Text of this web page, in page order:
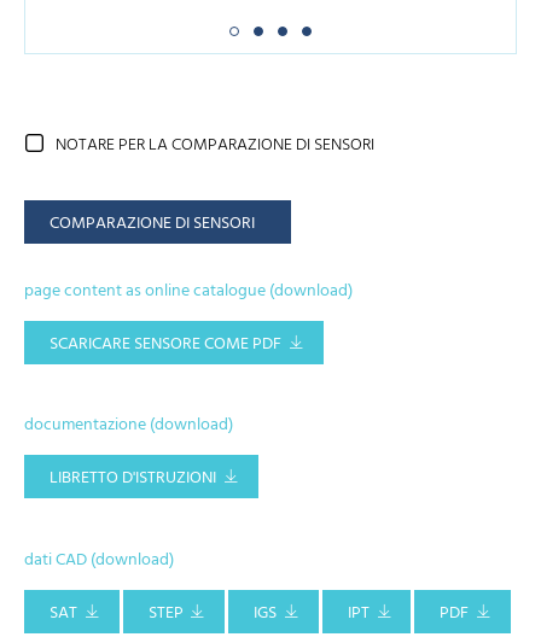
NOTARE PER LA COMPARAZIONE DI SENSORI
COMPARAZIONE DI SENSORI
page content as online catalogue (download)
SCARICARE SENSORE COME PDF
documentazione (download)
LIBRETTO D'ISTRUZIONI
dati CAD (download)
SAT
STEP IGS IPT PDF